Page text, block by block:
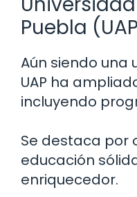
Puebla
Aún siendo una
UAP ha
incluyendo
Se destaca por
educación
enriquecedor.